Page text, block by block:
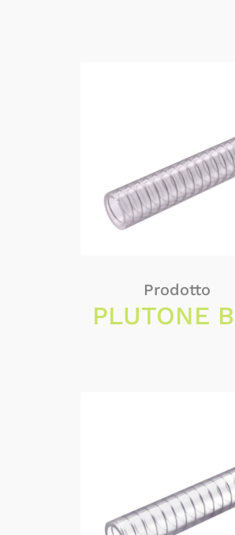
Prodotto
PLUTONE